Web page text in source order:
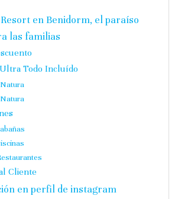
en Benidorm, el paraíso
las familias
Todo Incluído
Cliente
en perfil de instagram